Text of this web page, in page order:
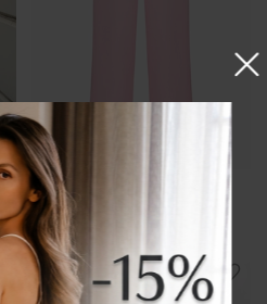
БРЮКИ ПРЯМЫЕ
РОЗОВЫЕ
12 150 ₽